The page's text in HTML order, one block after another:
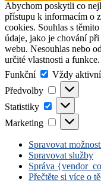
Abychom poskytli co
přístupu k informacím o
cookies. Souhlas s
údaje, jako je chování
webu. Nesouhlas nebo
určité vlastnosti a funkce.
Funkční
Funkční
Vždy aktivní
Předvolby
Předvolby
Statistiky Statistiky
Marketing Marketing
Spravovat
Spravovat služby
Správa
Přečtěte si více o